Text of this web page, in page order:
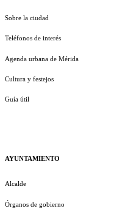
Sobre la ciudad
Teléfonos de interés
Agenda urbana de Mérida
Cultura y festejos
Guía útil
AYUNTAMIENTO
Alcalde
Órganos de gobierno